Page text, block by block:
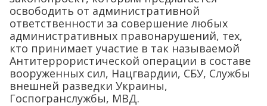
освободить от административной
ответственности за совершение любых
административных правонарушений, тех,
кто принимает участие в так называемой
Антитеррористической операции в составе
вооруженных сил, Нацгвардии, СБУ, Службы
внешней разведки Украины,
Госпогранслужбы, МВД.